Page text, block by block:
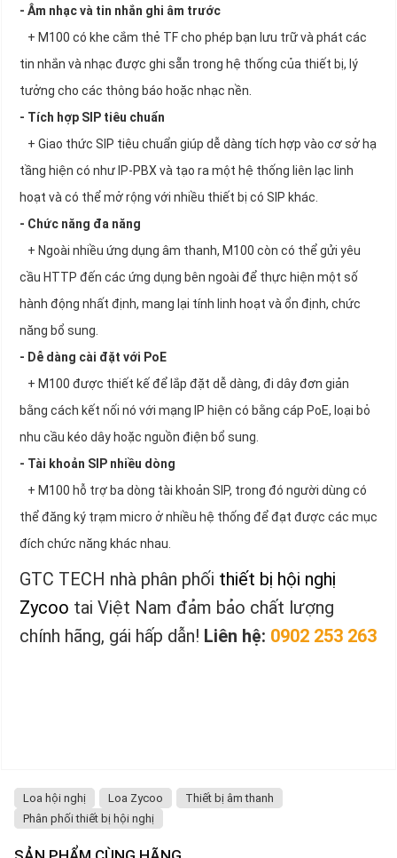
- Âm nhạc và tin nhắn ghi âm trước
+ M100 có khe cắm thẻ TF cho phép bạn lưu trữ và phát các
tin nhắn và nhạc được ghi sẵn trong hệ thống của thiết bị, lý
tưởng cho các thông báo hoặc nhạc nền.
- Tích hợp SIP tiêu chuẩn
+ Giao thức SIP tiêu chuẩn giúp dễ dàng tích hợp vào cơ sở hạ
tầng hiện có như IP-PBX và tạo ra một hệ thống liên lạc linh
hoạt và có thể mở rộng với nhiều thiết bị có SIP khác.
- Chức năng đa năng
+ Ngoài nhiều ứng dụng âm thanh, M100 còn có thể gửi yêu
cầu HTTP đến các ứng dụng bên ngoài để thực hiện một số
hành động nhất định, mang lại tính linh hoạt và ổn định, chức
năng bổ sung.
- Dễ dàng cài đặt với PoE
+ M100 được thiết kế để lắp đặt dễ dàng, đi dây đơn giản
bằng cách kết nối nó với mạng IP hiện có bằng cáp PoE, loại bỏ
nhu cầu kéo dây hoặc nguồn điện bổ sung.
- Tài khoản SIP nhiều dòng
+ M100 hỗ trợ ba dòng tài khoản SIP, trong đó người dùng có
thể đăng ký trạm micro ở nhiều hệ thống để đạt được các mục
đích chức năng khác nhau.
GTC TECH nhà phân phối thiết bị hội nghị
Zycoo tai Việt Nam đảm bảo chất lượng
chính hãng, gái hấp dẫn! Liên hệ: 0902 253 263
Loa hội nghị Loa Zycoo
Thiết bị âm thanh
Phân phối thiết bị hội nghị